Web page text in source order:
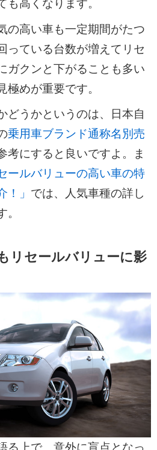
も高くなります。
の高い車も一定期間がたつ
っている台数が増えてリセ
ガクンと下がることも多い
極めが重要です。
どうかというのは、日本自
乗用車ブランド通称名別売
考にすると良いですよ。ま
ールバリューの高い車の特
」 では、人気車種の詳し
リセールバリューに影
る上で、意外に盲点となっ